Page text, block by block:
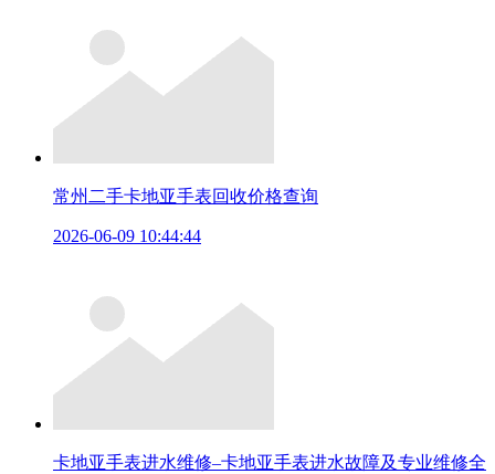
常州二手卡地亚手表回收价格查询
2026-06-09 10:44:44
卡地亚手表进水维修–卡地亚手表进水故障及专业维修全